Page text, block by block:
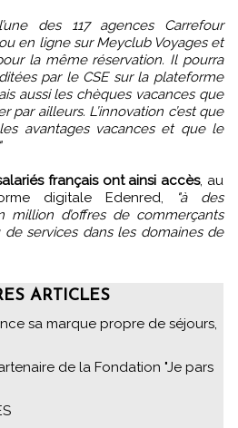
des 117 agences Carrefour
en ligne sur Meyclub Voyages et
la même réservation. Il pourra
par le CSE sur la plateforme
aussi les chèques vacances que
par ailleurs. L’innovation c’est que
avantages vacances et que le
français ont ainsi accès, au
digitale Edenred,
"à des
million d’offres de commerçants
de services dans les domaines de
ARTICLES
sa marque propre de séjours,
de la Fondation "Je pars